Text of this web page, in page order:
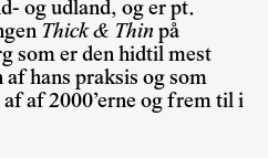
og udland, og er pt.
Thick & Thin på
som er den hidtil mest
hans praksis og som
af 2000’erne og frem til i